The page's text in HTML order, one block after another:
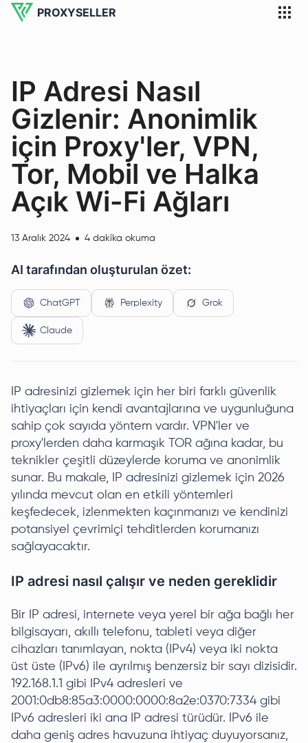
PROXYSELLER
IP Adresi Nasıl
Gizlenir: Anonimlik
için Proxy'ler, VPN,
Tor, Mobil ve Halka
Açık Wi-Fi Ağları
13 Aralık 2024 4 dakika okuma
AI tarafından oluşturulan özet:
ChatGPT Perplexity Grok
Claude
IP adresinizi gizlemek için her biri farklı güvenlik
ihtiyaçları için kendi avantajlarına ve uygunluğuna
sahip çok sayıda yöntem vardır. VPN'ler ve
proxy'lerden daha karmaşık TOR ağına kadar, bu
teknikler çeşitli düzeylerde koruma ve anonimlik
sunar. Bu makale, IP adresinizi gizlemek için 2026
yılında mevcut olan en etkili yöntemleri
keşfedecek, izlenmekten kaçınmanızı ve kendinizi
potansiyel çevrimiçi tehditlerden korumanızı
sağlayacaktır.
IP adresi nasıl çalışır ve neden gereklidir
Bir IP adresi, internete veya yerel bir ağa bağlı her
bilgisayarı, akıllı telefonu, tableti veya diğer
cihazları tanımlayan, nokta (IPv4) veya iki nokta
üst üste (IPv6) ile ayrılmış benzersiz bir sayı dizisidir.
192.168.1.1 gibi IPv4 adresleri ve
2001:0db8:85a3:0000:0000:8a2e:0370:7334 gibi
IPv6 adresleri iki ana IP adresi türüdür. IPv6 ile
daha geniş adres havuzuna ihtiyaç duyuyorsanız,